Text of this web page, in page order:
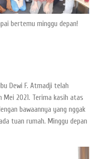
bertemu minggu depan!
Dewi F. Atmadji telah
Mei 2021. Terima kasih atas
bawaannya yang nggak
tuan rumah. Minggu depan